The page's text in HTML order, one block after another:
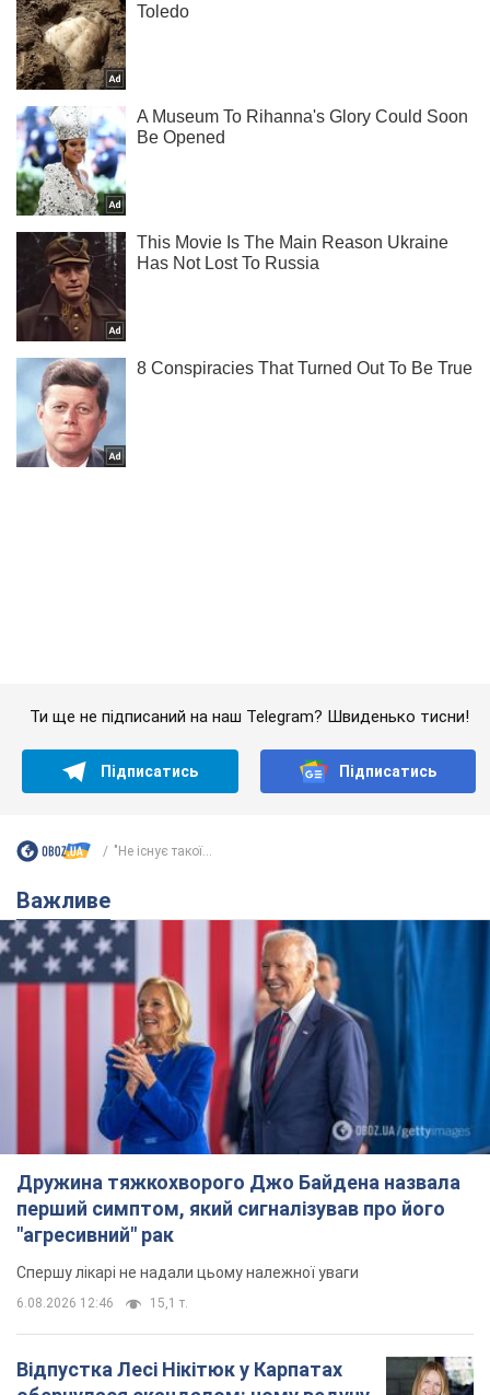
Дружина тяжкохворого Джо Байдена назвала
перший симптом, який сигналізував про його
"агресивний" рак
Спершу лікарі не надали цьому належної уваги
6.08.2026 12:46 15,1 т.
Відпустка Лесі Нікітюк у Карпатах
обернулася скандалом: чому ведучу
несправедливо захейтили
Знаменитість вийшла на пряму комунікацію в
українці не поспішають